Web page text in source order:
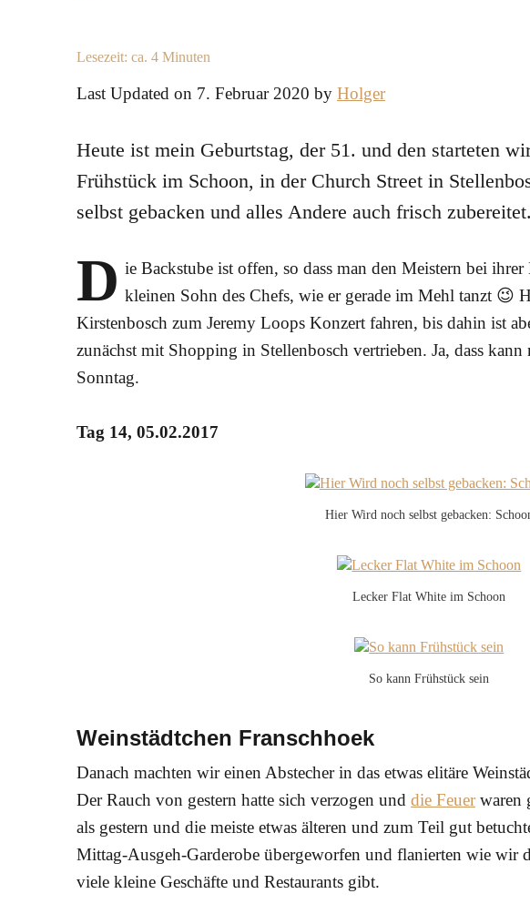
Lesezeit: ca. 4 Minuten
Last Updated on 7. Februar 2020 by Holger
Heute ist mein Geburtstag, der 51. und den starteten
Frühstück im Schoon, in der Church Street in
selbst gebacken und alles Andere auch frisch zubereitet.
D ie Backstube ist offen, so dass man den Meistern bei
kleinen Sohn des Chefs, wie er gerade im Mehl tanzt 😉
Kirstenbosch zum Jeremy Loops Konzert fahren, bis dahin ist
zunächst mit Shopping in Stellenbosch vertrieben. Ja, dass
Sonntag.
Tag 14, 05.02.2017
Hier Wird noch selbst gebacken:
Lecker Flat White im Schoon
So kann Frühstück sein
Weinstädtchen Franschhoek
Danach machten wir einen Abstecher in das etwas elitäre
Der Rauch von gestern hatte sich verzogen und die Feuerwaren
als gestern und die meiste etwas älteren und zum Teil gut
Mittag-Ausgeh-Garderobe übergeworfen und flanierten wie wir
viele kleine Geschäfte und Restaurants gibt.